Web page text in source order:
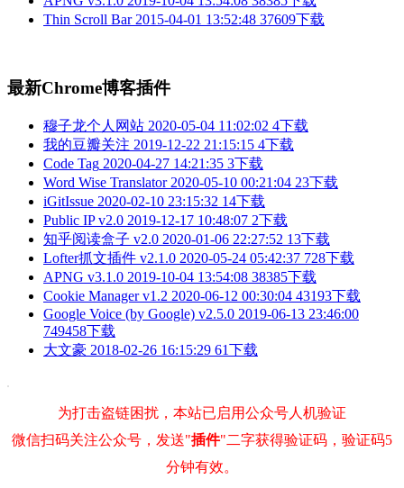
Thin Scroll Bar 2015-04-01 13:52:48 37609下载
最新Chrome博客插件
穆子龙个人网站 2020-05-04 11:02:02 4下载
我的豆瓣关注 2019-12-22 21:15:15 4下载
Code Tag 2020-04-27 14:21:35 3下载
Word Wise Translator 2020-05-10 00:21:04 23下载
iGitIssue 2020-02-10 23:15:32 14下载
Public IP v2.0 2019-12-17 10:48:07 2下载
知乎阅读盒子 v2.0 2020-01-06 22:27:52 13下载
Lofter抓文插件 v2.1.0 2020-05-24 05:42:37 728下载
APNG v3.1.0 2019-10-04 13:54:08 38385下载
Cookie Manager v1.2 2020-06-12 00:30:04 43193下载
Google Voice (by Google) v2.5.0 2019-06-13 23:46:00
749458下载
大文豪 2018-02-26 16:15:29 61下载
为打击盗链困扰，本站已启用公众号人机验证
微信扫码关注公众号，发送"插件"二字获得验证码，验证码5
分钟有效。